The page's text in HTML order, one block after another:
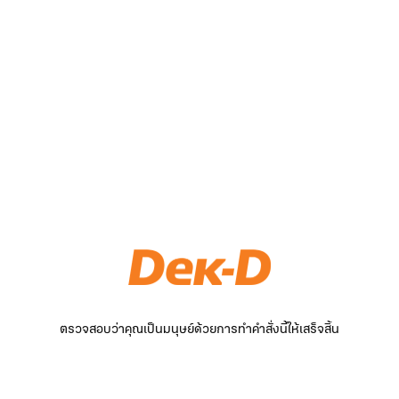
ตรวจสอบว่าคุณเป็นมนุษย์ด้วยการทำคำสั่งนี้ให้เสร็จสิ้น